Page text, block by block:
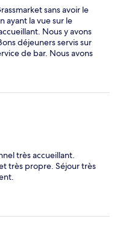
sans avoir le
ayant la vue sur le
Nous y avons
déjeuners servis sur
de bar. Nous avons
très accueillant.
très propre. Séjour très